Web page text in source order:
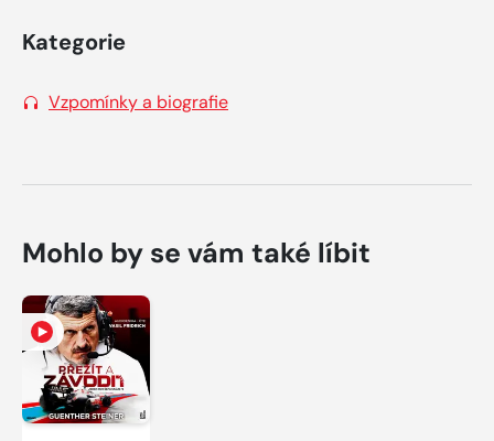
Kategorie
Vzpomínky a biografie
Mohlo by se vám také líbit